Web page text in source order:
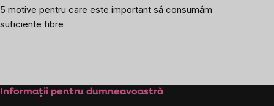
5 motive pentru care este important să consumăm
suficiente fibre
Subsol
Informații pentru dumneavoastră